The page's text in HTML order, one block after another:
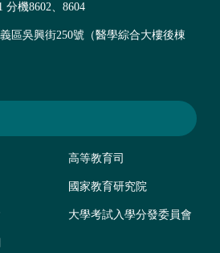
分機8602、8604
區吳興街250號（醫學綜合大樓後棟
高等教育司
國家教育研究院
大學考試入學分發委員會